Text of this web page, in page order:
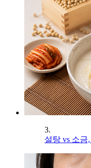
3.
설탕 vs 소금